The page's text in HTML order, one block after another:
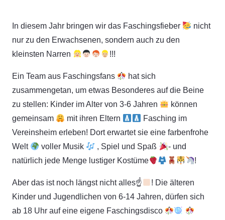
In diesem Jahr bringen wir das Faschingsfieber
nicht
nur zu den Erwachsenen, sondern auch zu den
kleinsten Narren
!!!
Ein Team aus Faschingsfans
hat sich
zusammengetan, um etwas Besonderes auf die Beine
zu stellen: Kinder im Alter von 3-6 Jahren
können
gemeinsam
mit ihren Eltern
Fasching im
Vereinsheim erleben! Dort erwartet sie eine farbenfrohe
Welt
voller Musik , Spiel und Spaß
- und
natürlich jede Menge lustiger Kostüme
!
Aber das ist noch längst nicht alles☝
! Die älteren
Kinder und Jugendlichen von 6-14 Jahren, dürfen sich
ab 18 Uhr auf eine eigene Faschingsdisco